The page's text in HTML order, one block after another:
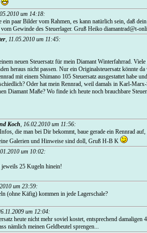
um 14:18:
paar Bilder vom Rahmen, es kann natürlich sein, daß
Gewinde des Steuerlager. Gruß Heiko diamantrad@t-
, 11.05.2010 um 11:45:
neuen Steuersatz für mein Diamant Winterfahrrad.
heraus nicht passen. Nur ein Originalsteuersatz könnte
mit einem Shimano 105 Steuersatz ausgestattet habe
Oder hat mein Rennrad, weil damals in Karl-
Diamant Maße? Wo finde ich heute noch brauchbare
Koch, 16.02.2010 um 11:56:
die man bei Dir bekommt, baue gerade ein Rennrad auf,
Galerien und Hinweise sind doll, Gruß H-B K
um 10:02:
jeweils 25 Kugeln hinein!
um 23:59:
(ohne Käfig) kommen in jede Lagerschale?
um 12:04:
heute nicht mehr soviel kostet, entsprechend
nämlich meinen Geldbeutel sprengen...